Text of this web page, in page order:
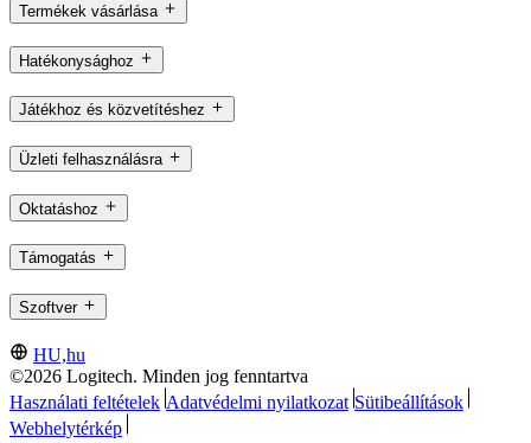
Termékek vásárlása
Hatékonysághoz
Játékhoz és közvetítéshez
Üzleti felhasználásra
Oktatáshoz
Támogatás
Szoftver
HU,hu
©2026 Logitech. Minden jog fenntartva
Használati feltételek Adatvédelmi nyilatkozat Sütibeállítások
Webhelytérkép